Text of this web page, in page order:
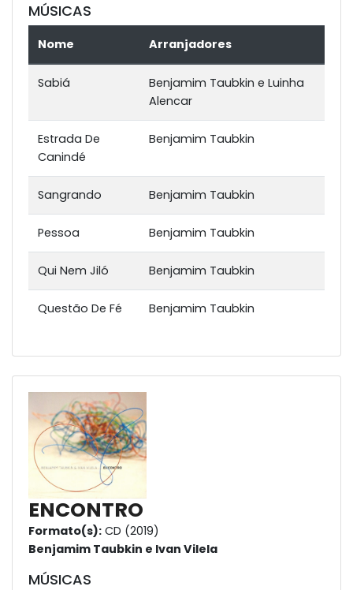
MÚSICAS
Nome Arranjadores
Sabiá
Benjamim Taubkin e Luinha
Alencar
Estrada De
Canindé
Benjamim Taubkin
Sangrando Benjamim Taubkin
Pessoa Benjamim Taubkin
Qui Nem Jiló Benjamim Taubkin
Questão De Fé Benjamim Taubkin
ENCONTRO
Formato(s): CD (2019)
Benjamim Taubkin e Ivan Vilela
MÚSICAS